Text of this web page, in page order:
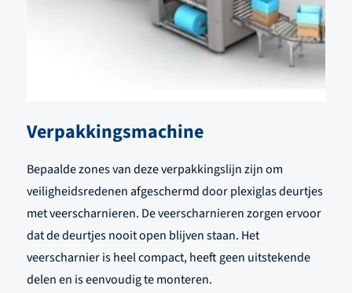
Verpakkingsmachine
Bepaalde zones van deze verpakkingslijn zijn om
veiligheidsredenen afgeschermd door plexiglas deurtjes
met veerscharnieren. De veerscharnieren zorgen ervoor
dat de deurtjes nooit open blijven staan. Het
veerscharnier is heel compact, heeft geen uitstekende
delen en is eenvoudig te monteren.